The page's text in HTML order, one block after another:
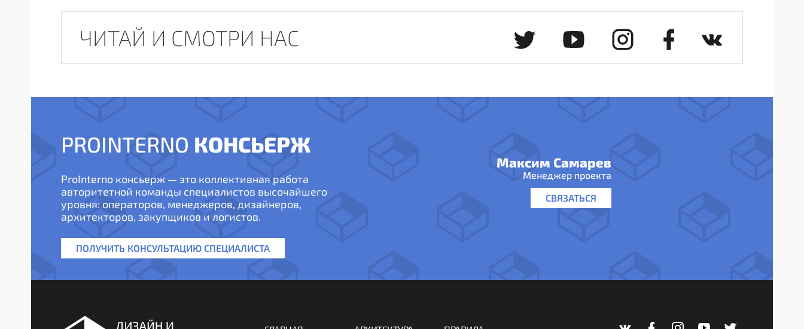
ЧИТАЙ И СМОТРИ НАС
PROINTERNO КОНСЬЕРЖ
ProInterno консьерж — это коллективная работа
авторитетной команды специалистов высочайшего
уровня: операторов, менеджеров, дизайнеров,
архитекторов, закупщиков и логистов.
ПОЛУЧИТЬ КОНСУЛЬТАЦИЮ СПЕЦИАЛИСТА
Максим Самарев
Менеджер проекта
СВЯЗАТЬСЯ